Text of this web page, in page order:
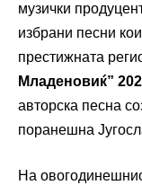
музички
избрани песни
престижната
Младеновиќ”
авторска песна
поранешна
На